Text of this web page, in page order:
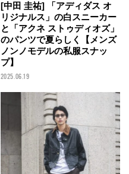
[中田 圭祐] 「アディダス オ
リジナルス」の白スニーカー
と「アクネ ストゥディオズ」
のパンツで夏らしく【メンズ
ノンノモデルの私服スナッ
プ】
2025.06.19